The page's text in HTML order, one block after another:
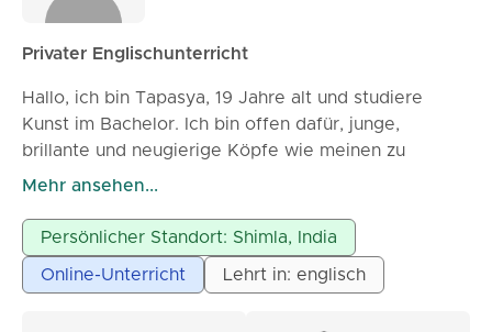
Privater Englischunterricht
Hallo, ich bin Tapasya, 19 Jahre alt und studiere
Kunst im Bachelor. Ich bin offen dafür, junge,
brillante und neugierige Köpfe wie meinen zu
unterrichten. Ich garantiere dein Verständnis des
haben wirst.
Mehr ansehen...
Persönlicher Standort: Shimla, India
Online-Unterricht Lehrt in: englisch